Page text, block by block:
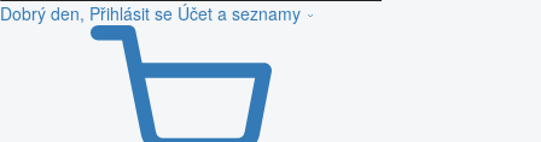
Dobrý den, Přihlásit se Účet a seznamy